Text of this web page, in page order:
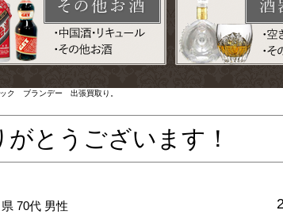
ブランデー 出張買取り。
とうございます！
70代 男性